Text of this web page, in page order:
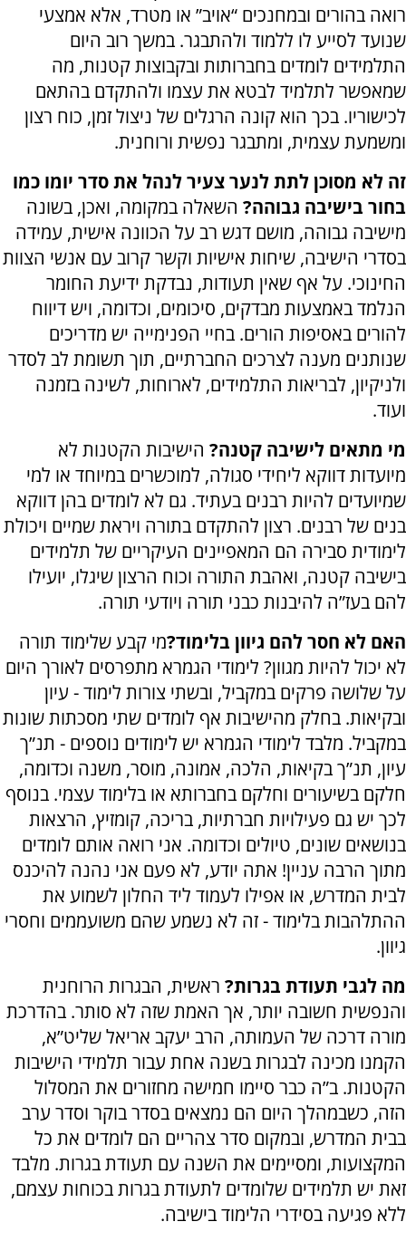
רואה בהורים ובמחנכים “אויב” או מטרד, אלא אמצעי
שנועד לסייע לו ללמוד ולהתבגר. במשך רוב היום
התלמידים לומדים בחברותות ובקבוצות קטנות, מה
שמאפשר לתלמיד לבטא את עצמו ולהתקדם בהתאם
לכישוריו. בכך הוא קונה הרגלים של ניצול זמן, כוח רצון
ומשמעת עצמית, ומתבגר נפשית ורוחנית.
זה לא מסוכן לתת לנער צעיר לנהל את סדר יומו כמו
בחור בישיבה גבוהה? השאלה במקומה, ואכן, בשונה
מישיבה גבוהה, מושם דגש רב על הכוונה אישית, עמידה
בסדרי הישיבה, שיחות אישיות וקשר קרוב עם אנשי הצוות
החינוכי. על אף שאין תעודות, נבדקת ידיעת החומר
הנלמד באמצעות מבדקים, סיכומים, וכדומה, ויש דיווח
להורים באסיפות הורים. בחיי הפנימייה יש מדריכים
שנותנים מענה לצרכים החברתיים, תוך תשומת לב לסדר
ולניקיון, לבריאות התלמידים, לארוחות, לשינה בזמנה
ועוד.
מי מתאים לישיבה קטנה? הישיבות הקטנות לא
מיועדות דווקא ליחידי סגולה, למוכשרים במיוחד או למי
שמיועדים להיות רבנים בעתיד. גם לא לומדים בהן דווקא
בנים של רבנים. רצון להתקדם בתורה ויראת שמיים ויכולת
לימודית סבירה הם המאפיינים העיקריים של תלמידים
בישיבה קטנה, ואהבת התורה וכוח הרצון שיגלו, יועילו
להם בעז”ה להיבנות כבני תורה ויודעי תורה.
האם לא חסר להם גיוון בלימוד?מי קבע שלימוד תורה
לא יכול להיות מגוון? לימודי הגמרא מתפרסים לאורך היום
על שלושה פרקים במקביל, ובשתי צורות לימוד - עיון
ובקיאות. בחלק מהישיבות אף לומדים שתי מסכתות שונות
במקביל. מלבד לימודי הגמרא יש לימודים נוספים - תנ”ך
עיון, תנ”ך בקיאות, הלכה, אמונה, מוסר, משנה וכדומה,
חלקם בשיעורים וחלקם בחברותא או בלימוד עצמי. בנוסף
לכך יש גם פעילויות חברתיות, בריכה, קומזיץ, הרצאות
בנושאים שונים, טיולים וכדומה. אני רואה אותם לומדים
מתוך הרבה עניין! אתה יודע, לא פעם אני נהנה להיכנס
לבית המדרש, או אפילו לעמוד ליד החלון לשמוע את
ההתלהבות בלימוד - זה לא נשמע שהם משועממים וחסרי
גיוון.
מה לגבי תעודת בגרות? ראשית, הבגרות הרוחנית
והנפשית חשובה יותר, אך האמת שזה לא סותר. בהדרכת
מורה דרכה של העמותה, הרב יעקב אריאל שליט”א,
הקמנו מכינה לבגרות בשנה אחת עבור תלמידי הישיבות
הקטנות. ב”ה כבר סיימו חמישה מחזורים את המסלול
הזה, כשבמהלך היום הם נמצאים בסדר בוקר וסדר ערב
בבית המדרש, ובמקום סדר צהריים הם לומדים את כל
המקצועות, ומסיימים את השנה עם תעודת בגרות. מלבד
זאת יש תלמידים שלומדים לתעודת בגרות בכוחות עצמם,
ללא פגיעה בסידרי הלימוד בישיבה.